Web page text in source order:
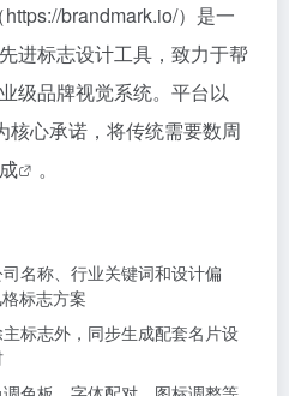
https://brandmark.io/）是一
进标志设计工具，致力于帮
级品牌视觉系统。平台以
核心承诺，将传统需要数周
。
司名称、行业关键词和设计偏
标志方案
主标志外，同步生成配套名片设